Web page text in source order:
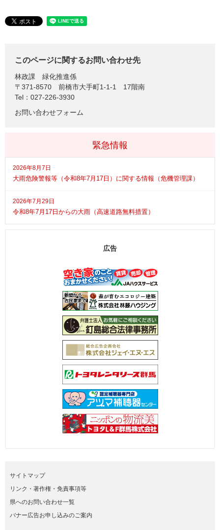
このページに関するお問い合わせ先
林政課
緑化推進係
〒371-8570
前橋市大手町1-1-1 17階南
Tel：027-226-3930
お問い合わせフォーム
緊急情報
2026年8月7日
大雨危険警報等（令和8年7月17日）に関する情報（危機管理課）
2026年7月29日
令和8年7月17日からの大雨（高速道路無料措置）
広告
サイトマップ
リンク・著作権・免責事項等
県へのお問い合わせ一覧
バナー広告お申し込みのご案内